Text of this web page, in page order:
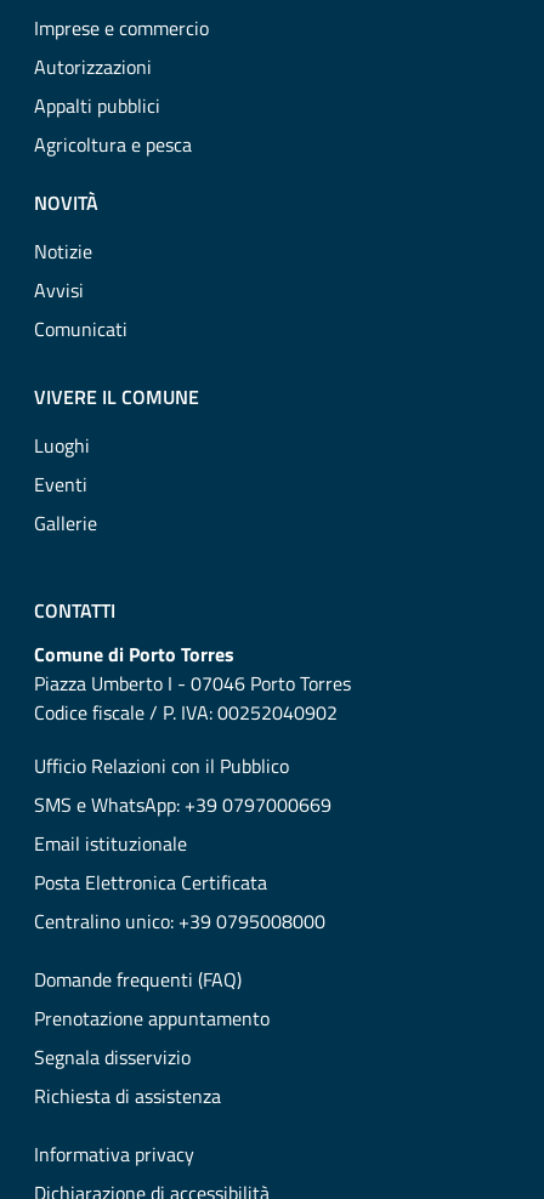
Imprese e commercio
Autorizzazioni
Appalti pubblici
Agricoltura e pesca
NOVITÀ
Notizie
Avvisi
Comunicati
VIVERE IL COMUNE
Luoghi
Eventi
Gallerie
CONTATTI
Comune di Porto Torres
Piazza Umberto I - 07046 Porto Torres
Codice fiscale / P. IVA: 00252040902
Ufficio Relazioni con il Pubblico
SMS e WhatsApp: +39 0797000669
Email istituzionale
Posta Elettronica Certificata
Centralino unico: +39 0795008000
Domande frequenti (FAQ)
Prenotazione appuntamento
Segnala disservizio
Richiesta di assistenza
Informativa privacy
Dichiarazione di accessibilità